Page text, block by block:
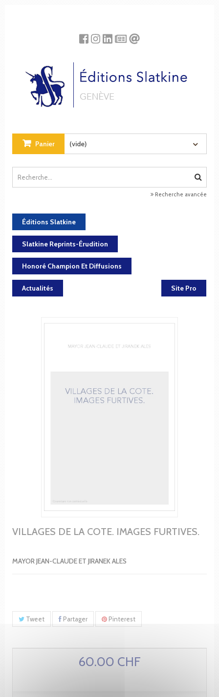
Panier (vide)
Recherche avancée
Éditions Slatkine
Slatkine Reprints-Érudition
Honoré Champion Et Diffusions
Actualités Site Pro
VILLAGES DE LA COTE. IMAGES FURTIVES.
MAYOR JEAN-CLAUDE ET JIRANEK ALES
Tweet Partager Pinterest
60.00 CHF